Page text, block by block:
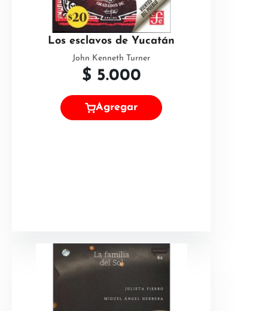
Los esclavos de Yucatán
John Kenneth Turner
$ 5.000
Agregar